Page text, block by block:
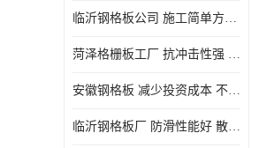
临沂钢格板公司 施工简单方便 通风好 减少风阻
菏泽格栅板工厂 抗冲击性强 安装需要人工少
安徽钢格板 减少投资成本 不用清洗和维护
临沂钢格板厂 防滑性能好 散热防爆效果好